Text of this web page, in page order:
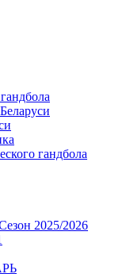
гандбола
2025/2026